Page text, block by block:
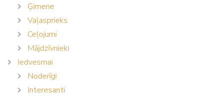
Ģimene
Vaļasprieks
Ceļojumi
Mājdzīvnieki
Iedvesmai
Noderīgi
Interesanti